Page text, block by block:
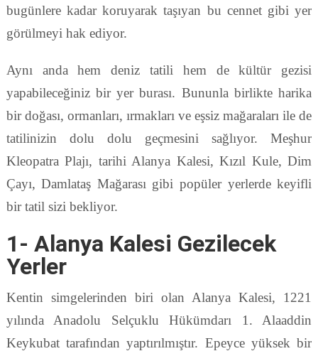
bugünlere kadar koruyarak taşıyan bu cennet gibi yer
görülmeyi hak ediyor.
Aynı anda hem deniz tatili hem de kültür gezisi
yapabileceğiniz bir yer burası. Bununla birlikte harika
bir doğası, ormanları, ırmakları ve eşsiz mağaraları ile de
tatilinizin dolu dolu geçmesini sağlıyor. Meşhur
Kleopatra Plajı, tarihi Alanya Kalesi, Kızıl Kule, Dim
Çayı, Damlataş Mağarası gibi popüler yerlerde keyifli
bir tatil sizi bekliyor.
1- Alanya Kalesi Gezilecek
Yerler
Kentin simgelerinden biri olan Alanya Kalesi, 1221
yılında Anadolu Selçuklu Hükümdarı 1. Alaaddin
Keykubat tarafından yaptırılmıştır. Epeyce yüksek bir